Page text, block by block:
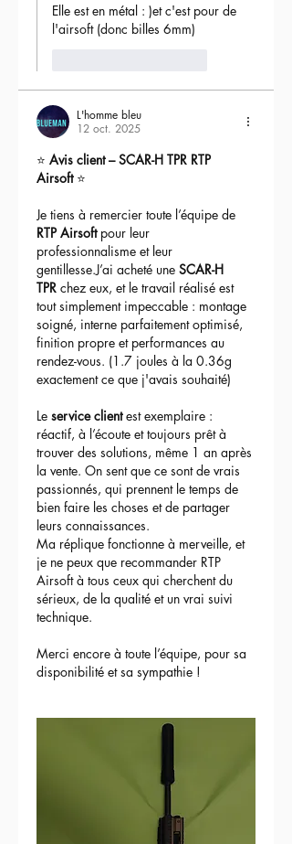
Elle est en métal : )et c'est pour de
l'airsoft (donc billes 6mm)
L'homme bleu
12 oct. 2025
⭐ Avis client – SCAR-H TPR RTP
Airsoft ⭐
Je tiens à remercier toute l’équipe de
RTP Airsoft pour leur
professionnalisme et leur
gentillesse.J’ai acheté une SCAR-H
TPR chez eux, et le travail réalisé est
tout simplement impeccable : montage
soigné, interne parfaitement optimisé,
finition propre et performances au
rendez-vous. (1.7 joules à la 0.36g
exactement ce que j'avais souhaité)
Le service client est exemplaire :
réactif, à l’écoute et toujours prêt à
trouver des solutions, même 1 an après
la vente. On sent que ce sont de vrais
passionnés, qui prennent le temps de
bien faire les choses et de partager
leurs connaissances.
Ma réplique fonctionne à merveille, et
je ne peux que recommander RTP
Airsoft à tous ceux qui cherchent du
sérieux, de la qualité et un vrai suivi
technique.
Merci encore à toute l’équipe, pour sa
disponibilité et sa sympathie !